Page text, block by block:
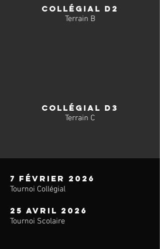
Collégial D2
Terrain B
collégial D3
Terrain C
7 février 2026
Tournoi Collégial
25 avril 2026
Tournoi Scolaire